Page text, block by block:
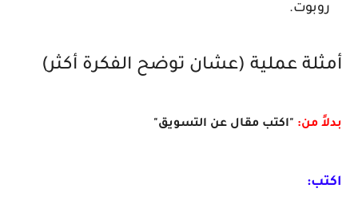
روبوت.
أمثلة عملية (عشان توضح الفكرة أكثر)
بدلاً من: "اكتب مقال عن التسويق"
اكتب: